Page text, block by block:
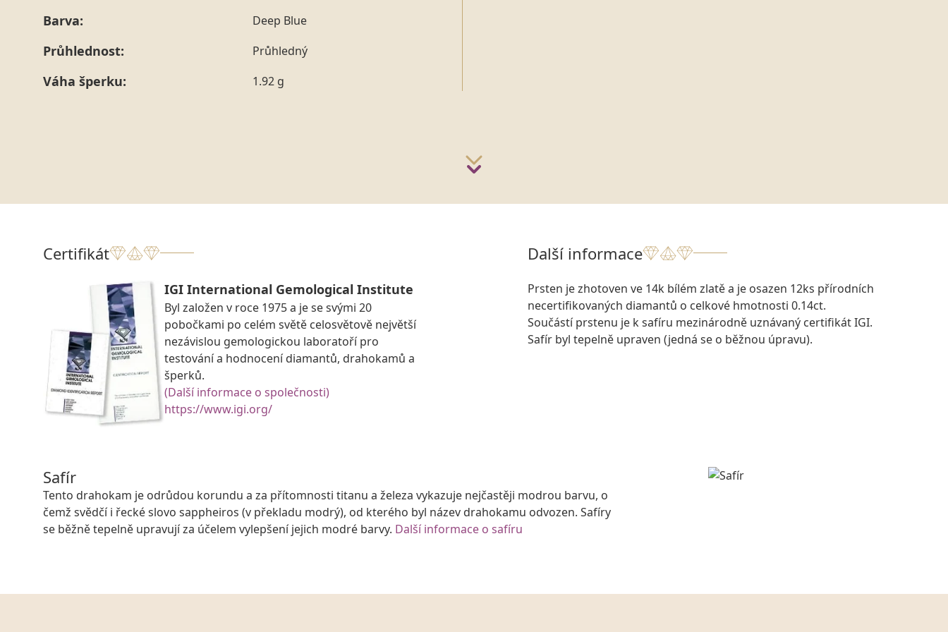
Barva: Deep Blue
Průhlednost: Průhledný
Váha šperku: 1.92 g
Certifikát
IGI International Gemological Institute
Byl založen v roce 1975 a je se svými 20
pobočkami po celém světě celosvětově největší
nezávislou gemologickou laboratoří pro
testování a hodnocení diamantů, drahokamů a
šperků.
(Další informace o společnosti)
https://www.igi.org/
Další informace
Prsten je zhotoven ve 14k bílém zlatě a je osazen 12ks přírodních
necertifikovaných diamantů o celkové hmotnosti 0.14ct.
Součástí prstenu je k safíru mezinárodně uznávaný certifikát IGI.
Safír byl tepelně upraven (jedná se o běžnou úpravu).
Safír
Tento drahokam je odrůdou korundu a za přítomnosti titanu a železa vykazuje nejčastěji modrou barvu, o
čemž svědčí i řecké slovo sappheiros (v překladu modrý), od kterého byl název drahokamu odvozen. Safíry
se běžně tepelně upravují za účelem vylepšení jejich modré barvy. Další informace o safíru